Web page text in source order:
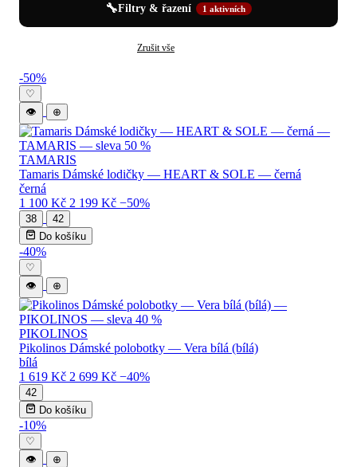
🔧Filtry & řazení 1 aktivních
Zrušit vše
Levné dámské boty — katalog produktů
-50%
♡
👁
⊕
TAMARIS
Tamaris Dámské lodičky — HEART & SOLE — černá
černá
1 100 Kč 2 199 Kč −50%
38
42
Do košíku
-40%
♡
👁
⊕
PIKOLINOS
Pikolinos Dámské polobotky — Vera bílá (bílá)
bílá
1 619 Kč 2 699 Kč −40%
42
Do košíku
-10%
♡
👁
⊕